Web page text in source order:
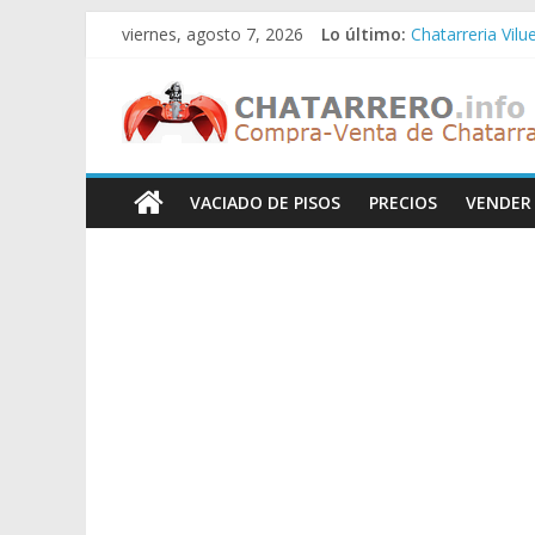
Saltar
contenido
viernes, agosto 7, 2026 Lo último: Chatarreria
Chatarreria
Chatarreria
Chatarreros
–
Precio
VACIADO DE PISOS PRECIOS